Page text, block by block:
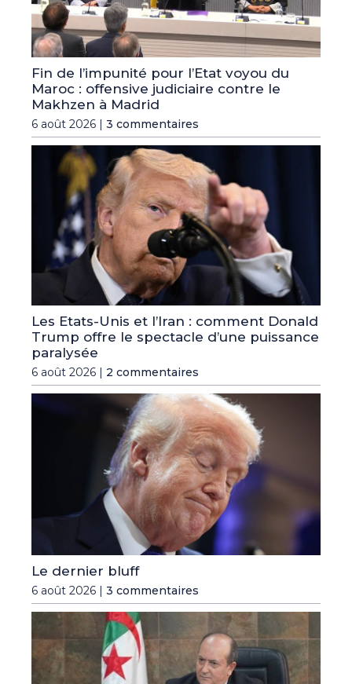
Fin de l’impunité pour l’Etat voyou du
Maroc : offensive judiciaire contre le
Makhzen à Madrid
6 août 2026 | 3 commentaires
Les Etats-Unis et l’Iran : comment Donald
Trump offre le spectacle d’une puissance
paralysée
6 août 2026 | 2 commentaires
Le dernier bluff
6 août 2026 | 3 commentaires